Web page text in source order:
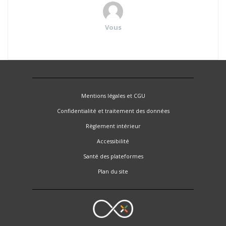
Vous
Mentions légales et CGU
Confidentialité et traitement des données
Règlement intérieur
Accessibilité
Santé des plateformes
Plan du site